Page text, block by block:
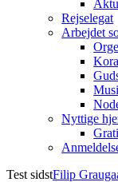
Rejselegat
Arbejdet
Nyttige
Test sidstFilip